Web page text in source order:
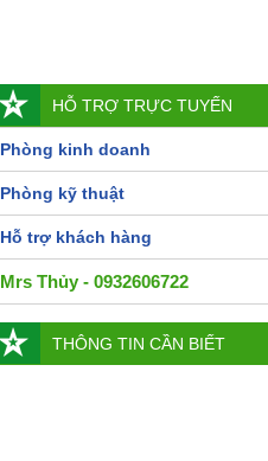
HỖ TRỢ TRỰC TUYẾN
Phòng kinh doanh
Phòng kỹ thuật
Hỗ trợ khách hàng
Mrs Thủy - 0932606722
THÔNG TIN CẦN BIẾT